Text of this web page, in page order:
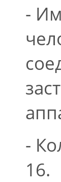
-
-
16.